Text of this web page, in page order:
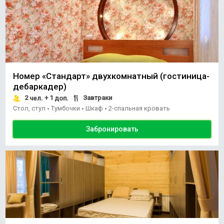
Номер «Стандарт» двухкомнатный (гостиница-
дебаркадер)
2чел. + 1 доп.
Завтраки
Стол, стул • Тумбочки • Шкаф • 2-спальная кровать
Забронировать